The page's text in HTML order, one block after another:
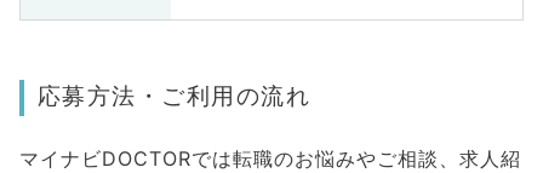
応募方法・ご利用の流れ
マイナビDOCTORでは転職のお悩みやご相談、求人紹